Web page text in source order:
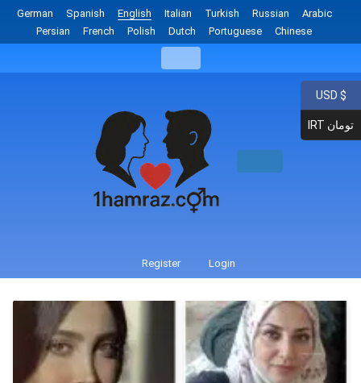
German Spanish English Italian Turkish Russian
Arabic
Persian
French Polish Dutch Portuguese Chinese
Register Login
USD $
IRT تومان